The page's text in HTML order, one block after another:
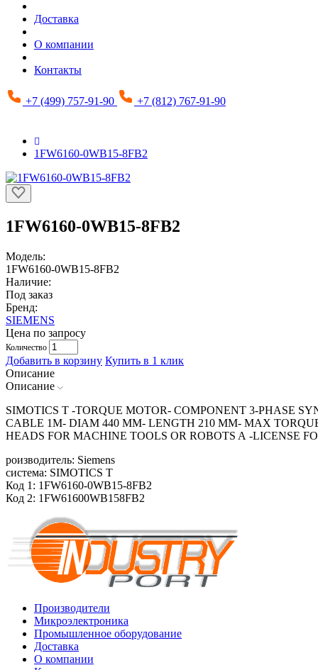
Доставка
О компании
Контакты
+7 (499) 757-91-90 +7 (812) 767-91-90
1FW6160-0WB15-8FB2
1FW6160-0WB15-8FB2
Модель:
1FW6160-0WB15-8FB2
Наличие:
Под заказ
Бренд:
SIEMENS
Цена по запросу
Количество
Добавить в корзину Купить в 1 клик
Описание
Описание
SIMOTICS T -TORQUE MOTOR- COMPONENT 3-PHASE
CABLE 1M- DIAM 440 MM- LENGTH 210 MM- MAX
HEADS FOR MACHINE TOOLS OR ROBOTS A -LICENSE
роизводитель: Siemens
система: SIMOTICS T
Код 1: 1FW6160-0WB15-8FB2
Код 2: 1FW61600WB158FB2
Производители
Микроэлектроника
Промышленное оборудование
Доставка
О компании